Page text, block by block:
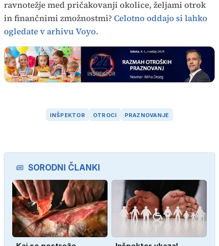
ravnotežje med pričakovanji okolice, željami otrok
in finančnimi zmožnostmi? Celotno oddajo si lahko
ogledate v arhivu Voyo.
INŠPEKTOR OTROCI PRAZNOVANJE
SORODNI ČLANKI